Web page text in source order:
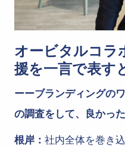
オービタルコラ
援を一言で表す
ーーブランディングの
の調査をして、良かっ
根岸： 社内全体を巻き